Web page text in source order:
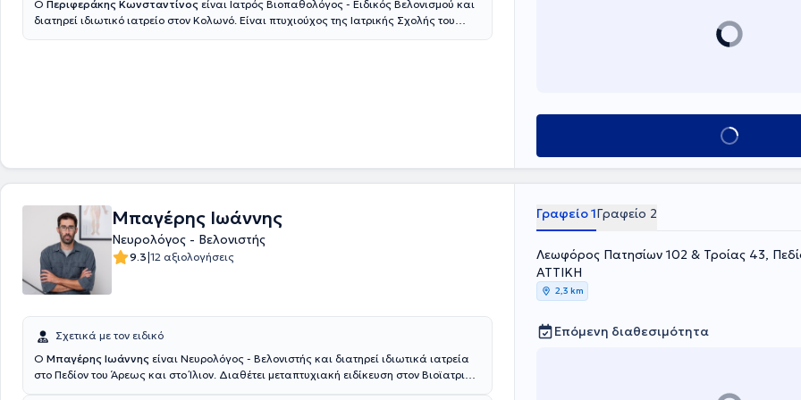
Ο Περιφεράκης Κωνσταντίνος είναι Ιατρός Βιοπαθολόγος - Ειδικός Βελονισμού και
διατηρεί ιδιωτικό ιατρείο στον Κολωνό. Είναι πτυχιούχος της Ιατρικής Σχολής του
Ιατρικής, καθώς και μέλος του Ιατρικού Συλλόγου Αθηνών, της Ελληνικής
Μικροβιολογικής Εταιρείας, της Ελληνικής Ιατρικής Εταιρείας Βελονισμού και της
Πανελλήνιο Συνέδριο Βελονισμού και μιλάει αγγλικά, ρουμανικά και ιταλικά.
Κλείσε ραντεβού
Μπαγέρης Ιωάννης
Νευρολόγος - Βελονιστής
9.3|12 αξιολογήσεις
Σχετικά με τον ειδικό
Ο Μπαγέρης Ιωάννης είναι Νευρολόγος - Βελονιστής και διατηρεί ιδιωτικά ιατρεία
στο Πεδίον του Άρεως και στο Ίλιον. Διαθέτει μεταπτυχιακή ειδίκευση στον Βιοϊατρικό
Γραφείο 1Γραφείο 2
Λεωφόρος Πατησίων 102 & Τροίας 43,
ΑΤΤΙΚΗ
2,3 km
Επόμενη διαθεσιμότητα